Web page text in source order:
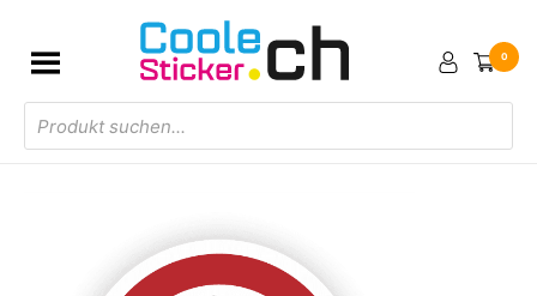
Products
search
0